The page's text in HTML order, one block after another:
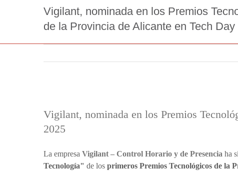
Vigilant, nominada en los Premios
de la Provincia de Alicante en Tech Day
imagen
más
grande
Vigilant, nominada en los Premios
2025
La empresa Vigilant – Control Horario y de Presencia ha
Tecnología" de los primeros Premios Tecnológicos de la